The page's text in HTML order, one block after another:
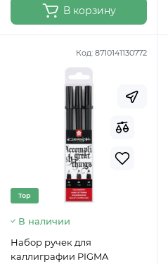
В корзину
Код: 8710141130772
Top
В наличии
Набор ручек для
каллиграфии PIGMA